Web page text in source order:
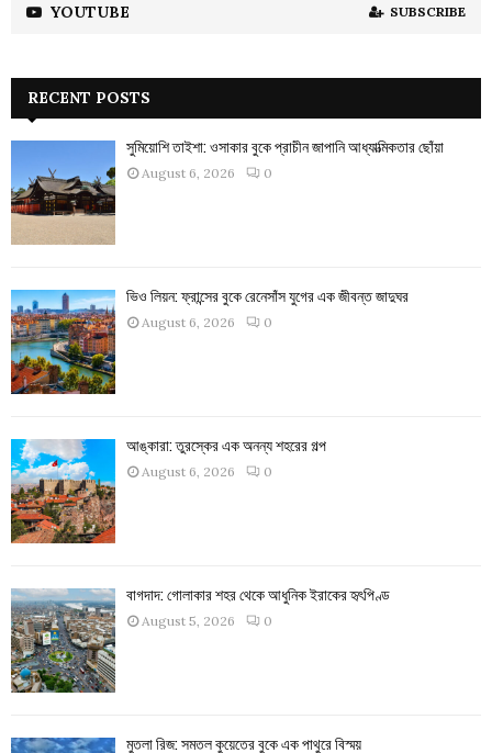
YOUTUBE SUBSCRIBE
RECENT POSTS
সুমিয়োশি তাইশা: ওসাকার বুকে প্রাচীন জাপানি আধ্যাত্মিকতার ছোঁয়া
August 6, 2026 0
ভিও লিয়ন: ফ্রান্সের বুকে রেনেসাঁস যুগের এক জীবন্ত জাদুঘর
August 6, 2026 0
আঙ্কারা: তুরস্কের এক অনন্য শহরের গল্প
August 6, 2026 0
বাগদাদ: গোলাকার শহর থেকে আধুনিক ইরাকের হৃৎপিণ্ড
August 5, 2026 0
মুতলা রিজ: সমতল কুয়েতের বুকে এক পাথুরে বিস্ময়